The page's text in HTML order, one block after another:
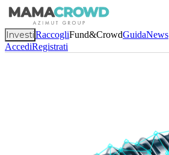
InvestiRaccogliFund&CrowdGuidaNews
AccediRegistrati